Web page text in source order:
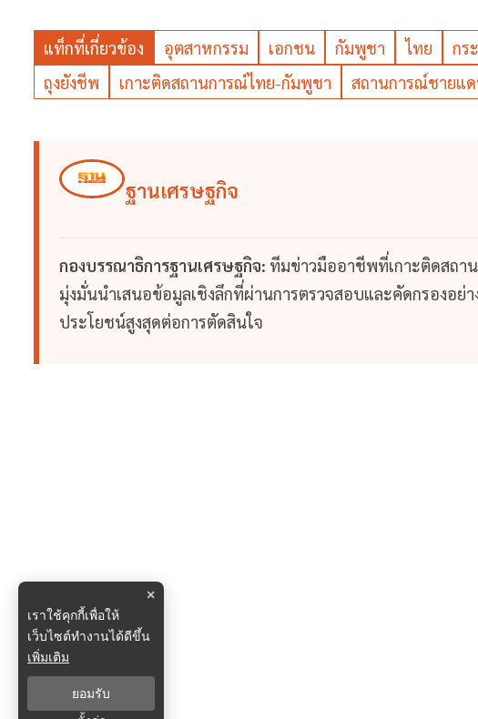
แท็กที่เกี่ยวข้อง อุตสาหกรรม เอกชน กัมพูชา ไทย กร
ถุงยังชีพ
เกาะติดสถานการณ์ไทย-กัมพูชา สถานการณ์ชายแ
ฐานเศรษฐกิจ
กองบรรณาธิการฐานเศรษฐกิจ: ทีมข่าวมืออาชีพที่เกาะติดสถา
มุ่งมั่นนำเสนอข้อมูลเชิงลึกที่ผ่านการตรวจสอบและคัดกรองอ
ประโยชน์สูงสุดต่อการตัดสินใจ
×
เราใช้คุกกี้เพื่อให้
เว็บไซต์ทำงานได้ดีขึ้น
เพิ่มเติม
ยอมรับ